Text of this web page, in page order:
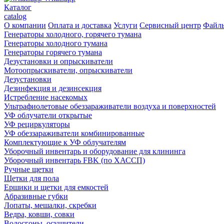
Каталог
catalog
О компании Оплата и доставка Услуги Сервисный центр
Генераторы холодного, горячего тумана
Генераторы холодного тумана
Генераторы горячего тумана
Дезустановки и опрыскиватели
Мотоопрыскиватели, опрыскиватели
Дезустановки
Дезинфекция и дезинсекция
Истребление насекомых
Ультрафиолетовые обеззараживатели воздуха и поверхностей
УФ облучатели открытые
УФ рециркуляторы
УФ обеззараживатели комбинированные
Комплектующие к УФ облучателям
Уборочный инвентарь и оборудование для клининга
Уборочный инвентарь FBK (по ХАССП)
Ручные щетки
Щетки для пола
Ершики и щетки для емкостей
Абразивные губки
Лопаты, мешалки, скребки
Ведра, ковши, совки